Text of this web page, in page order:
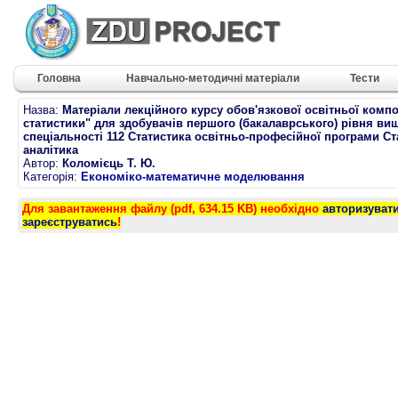
Головна Навчально-методичні матеріали Тести
Назва: Матеріали лекційного курсу обов'язкової освітньої
статистики" для здобувачів першого (бакалаврського) рівня
спеціальності 112 Статистика освітньо-професійної програми
аналітика
Автор: Коломієць Т. Ю.
Категорія: Економіко-математичне моделювання
Для завантаження файлу (pdf, 634.15 KB) необхідно
зареєструватись!